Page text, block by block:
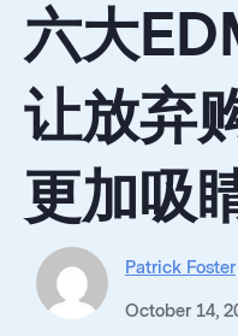
六大
让放弃
更加吸
Patrick Foster
October 14,